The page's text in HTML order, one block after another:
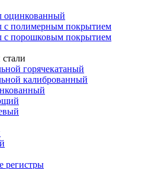
оцинкованный
с полимерным покрытием
с порошковым покрытием
горячекатаный
калиброванный
регистры